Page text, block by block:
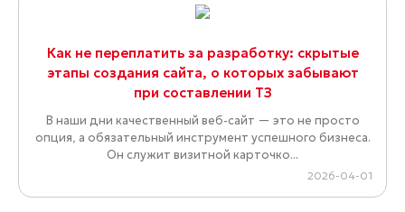
Как не переплатить за разработку: скрытые
этапы создания сайта, о которых забывают
при составлении ТЗ
В наши дни качественный веб-сайт — это не просто
опция, а обязательный инструмент успешного бизнеса.
Он служит визитной карточко...
2026-04-01